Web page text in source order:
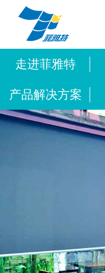
走进菲雅特
产品解决方案